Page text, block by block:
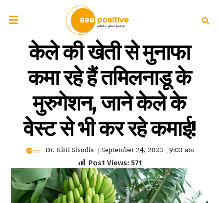
केले की खेती से मुनाफा
कमा रहे हैं तमिलनाडू के
मुरुगेशन, जाने केले के
वेस्ट से भी कर रहे कमाई!
Dr. Kirti Sisodia | September 24, 2023 , 9:03 am
Post Views: 571